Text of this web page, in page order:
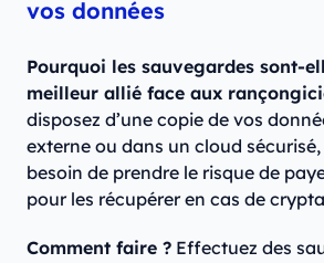
vos données
Pourquoi les sauvegardes sont-
meilleur allié face aux
disposez d’une copie de vos
externe ou dans un cloud sécurisé,
besoin de prendre le risque de
pour les récupérer en cas de
Comment faire ? Effectuez des